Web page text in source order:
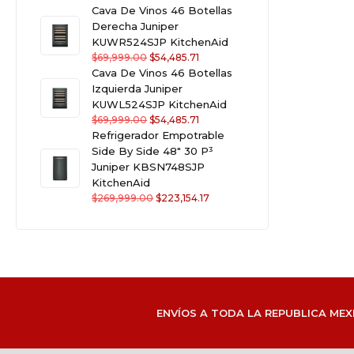
Cava De Vinos 46 Botellas
Derecha Juniper
KUWR524SJP KitchenAid
$69,999.00 $54,485.71
Cava De Vinos 46 Botellas
Izquierda Juniper
KUWL524SJP KitchenAid
$69,999.00 $54,485.71
Refrigerador Empotrable
Side By Side 48" 30 P³
Juniper KBSN748SJP
KitchenAid
$269,999.00 $223,154.17
ENVÍOS A TODA LA REPUBLICA